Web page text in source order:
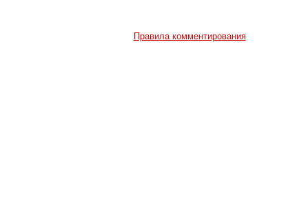
Правила комментирования